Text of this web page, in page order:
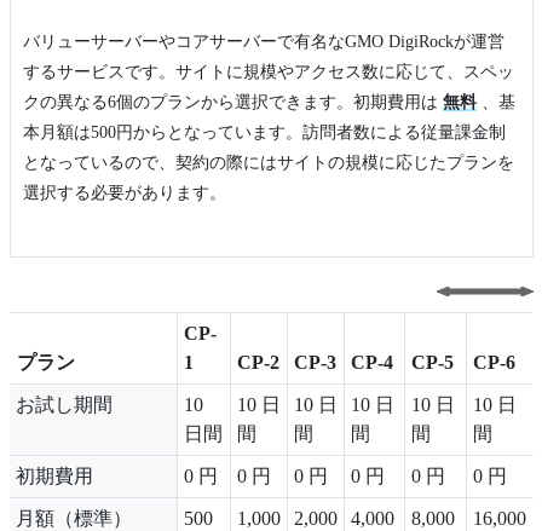
バリューサーバーやコアサーバーで有名なGMO DigiRockが運営
するサービスです。サイトに規模やアクセス数に応じて、スペッ
クの異なる6個のプランから選択できます。初期費用は 無料、基
本月額は500円からとなっています。訪問者数による従量課金制
となっているので、契約の際にはサイトの規模に応じたプランを
選択する必要があります。
プラン
CP-
1
CP-2 CP-3 CP-4 CP-5
CP-6
プラン
CP-
1
CP-2 CP-3 CP-4 CP-5 CP-6
お試し期間
10
日間
10 日
間
10 日
間
10 日
間
10 日
間
10 日
間
初期費用 0 円 0 円 0 円 0 円 0 円 0 円
月額（標準）
500
1,000
2,000
4,000
8,000
16,000